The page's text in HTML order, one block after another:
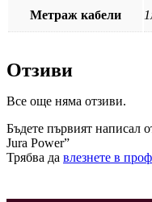
Метраж кабели
Отзиви
Все още няма отзиви.
Бъдете първият написал
Jura Power”
Трябва да влезнете в